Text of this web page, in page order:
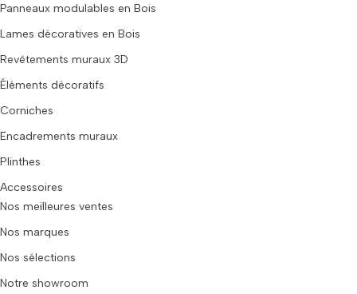
Panneaux modulables en Bois
Lames décoratives en Bois
Revêtements muraux 3D
Éléments décoratifs
Corniches
Encadrements muraux
Plinthes
Accessoires
Nos meilleures ventes
Nos marques
Nos sélections
Notre showroom